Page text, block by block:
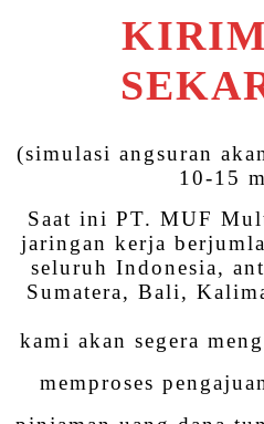
(simulasi angsuran
10-15
Saat ini PT. MUF
jaringan kerja
seluruh Indonesia,
Sumatera, Bali,
kami akan segera
memproses